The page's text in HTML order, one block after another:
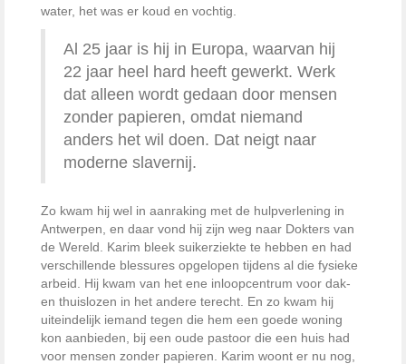
water, het was er koud en vochtig.
Al 25 jaar is hij in Europa, waarvan hij
22 jaar heel hard heeft gewerkt. Werk
dat alleen wordt gedaan door mensen
zonder papieren, omdat niemand
anders het wil doen. Dat neigt naar
moderne slavernij.
Zo kwam hij wel in aanraking met de hulpverlening in
Antwerpen, en daar vond hij zijn weg naar Dokters van
de Wereld. Karim bleek suikerziekte te hebben en had
verschillende blessures opgelopen tijdens al die fysieke
arbeid. Hij kwam van het ene inloopcentrum voor dak-
en thuislozen in het andere terecht. En zo kwam hij
uiteindelijk iemand tegen die hem een goede woning
kon aanbieden, bij een oude pastoor die een huis had
voor mensen zonder papieren. Karim woont er nu nog,